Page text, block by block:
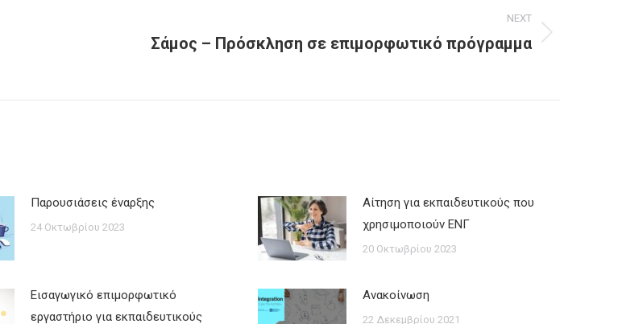
NEXT
Σάμος – Πρόσκληση σε επιμορφωτικό πρόγραμμα
Παρουσιάσεις έναρξης
24 Οκτωβρίου 2023
Αίτηση για εκπαιδευτικούς που
χρησιμοποιούν ΕΝΓ
20 Οκτωβρίου 2023
Εισαγωγικό επιμορφωτικό
εργαστήριο για εκπαιδευτικούς
Ανακοίνωση
22 Δεκεμβρίου 2021